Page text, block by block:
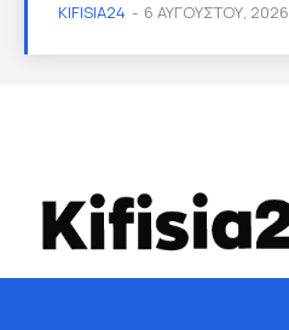
KIFISIA24 - 6 ΑΥΓΟΎΣΤΟΥ, 2026